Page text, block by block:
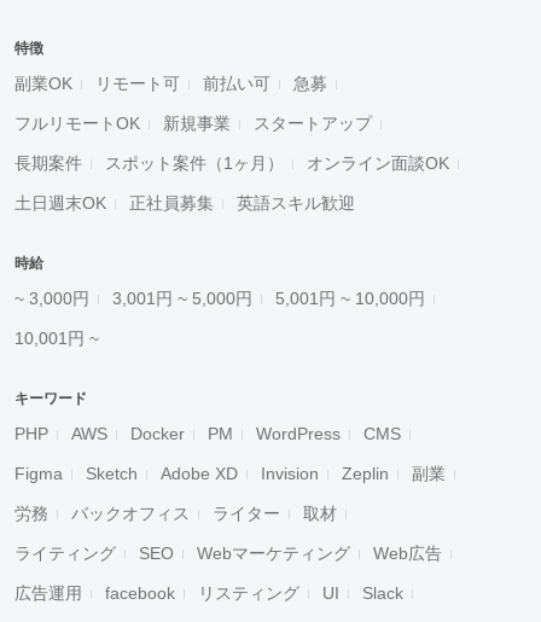
特徴
副業OK リモート可 前払い可 急募
フルリモートOK 新規事業 スタートアップ
長期案件 スポット案件（1ヶ月） オンライン面談OK
土日週末OK 正社員募集 英語スキル歓迎
時給
~ 3,000円 3,001円 ~ 5,000円 5,001円 ~ 10,000円
10,001円 ~
キーワード
PHP AWS Docker PM WordPress CMS
Figma Sketch Adobe XD Invision Zeplin 副業
労務 バックオフィス ライター 取材
ライティング SEO Webマーケティング Web広告
広告運用 facebook リスティング UI Slack